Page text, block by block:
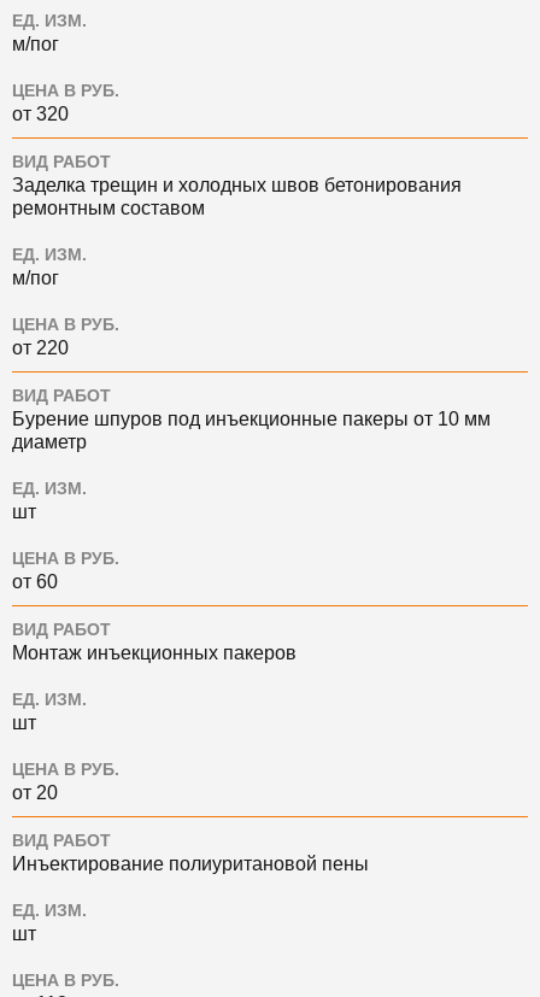
ЕД. ИЗМ.
м/пог
ЦЕНА В РУБ.
от 320
ВИД РАБОТ
Заделка трещин и холодных швов бетонирования
ремонтным составом
ЕД. ИЗМ.
м/пог
ЦЕНА В РУБ.
от 220
ВИД РАБОТ
Бурение шпуров под инъекционные пакеры от 10 мм
диаметр
ЕД. ИЗМ.
шт
ЦЕНА В РУБ.
от 60
ВИД РАБОТ
Монтаж инъекционных пакеров
ЕД. ИЗМ.
шт
ЦЕНА В РУБ.
от 20
ВИД РАБОТ
Инъектирование полиуритановой пены
ЕД. ИЗМ.
шт
ЦЕНА В РУБ.